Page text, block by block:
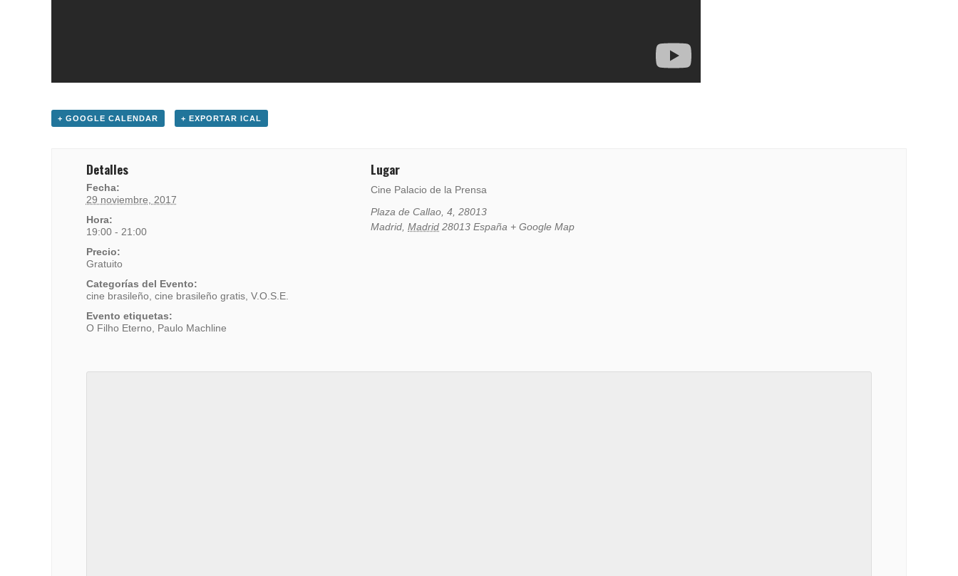
+ GOOGLE CALENDAR + EXPORTAR ICAL
Detalles
Fecha:
29 noviembre, 2017
Hora:
19:00 - 21:00
Precio:
Gratuito
Categorías del Evento:
cine brasileño cine brasileño gratis, V.O.S.E.
Evento etiquetas:
O Filho Eterno
Paulo Machline
Lugar
Cine Palacio de la Prensa
Plaza de Callao, 4, 28013
Madrid Madrid 28013España + Google Map